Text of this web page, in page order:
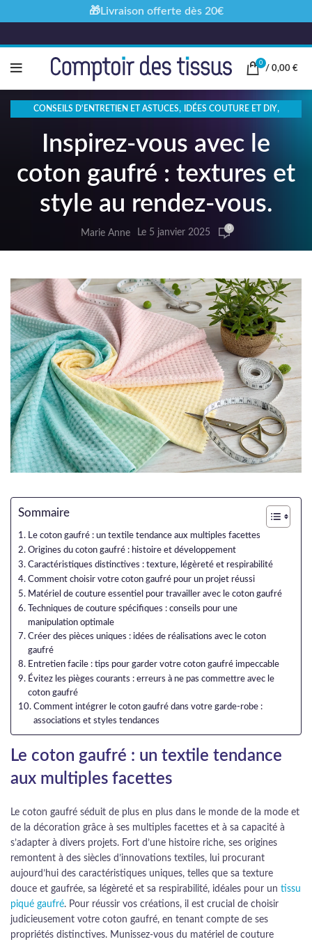
0
/ 0,00 €
CONSEILS D'ENTRETIEN ET ASTUCES, IDÉES COUTURE ET DIY,
Inspirez-vous avec le
coton gaufré : textures et
style au rendez-vous.
Marie Anne Le 5 janvier 2025 0
Sommaire
Le coton gaufré : un textile tendance aux multiples facettes
Origines du coton gaufré : histoire et développement
Caractéristiques distinctives : texture, légèreté et respirabilité
Comment choisir votre coton gaufré pour un projet réussi
Matériel de couture essentiel pour travailler avec le coton gaufré
Techniques de couture spécifiques : conseils pour une
manipulation optimale
Créer des pièces uniques : idées de réalisations avec le coton
gaufré
Entretien facile : tips pour garder votre coton gaufré impeccable
Évitez les pièges courants : erreurs à ne pas commettre avec le
coton gaufré
Comment intégrer le coton gaufré dans votre garde-robe :
associations et styles tendances
Le coton gaufré : un textile tendance
aux multiples facettes
Le coton gaufré séduit de plus en plus dans le monde de la mode et
de la décoration grâce à ses multiples facettes et à sa capacité à
s’adapter à divers projets. Fort d’une histoire riche, ses origines
remontent à des siècles d’innovations textiles, lui procurant
aujourd’hui des caractéristiques uniques, telles que sa texture
douce et gaufrée, sa légèreté et sa respirabilité, idéales pour un tissu
piqué gaufré. Pour réussir vos créations, il est crucial de choisir
judicieusement votre coton gaufré, en tenant compte de ses
propriétés distinctives. Munissez-vous du matériel de couture
🎁Livraison offerte dès 20€